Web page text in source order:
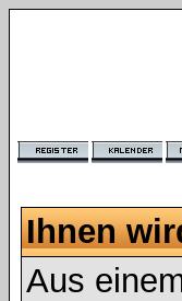
Ihnen
Aus